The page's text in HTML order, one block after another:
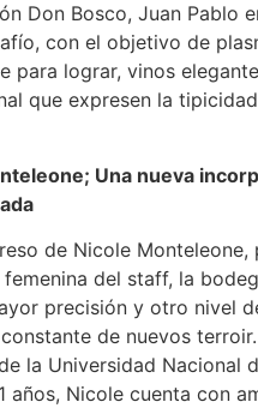
Don Bosco, Juan Pablo
con el objetivo de
para lograr, vinos
que expresen la
Una nueva
de Nicole Monteleone,
del staff, la
precisión y otro nivel
de nuevos terroir.
la Universidad Nacional
años, Nicole cuenta con